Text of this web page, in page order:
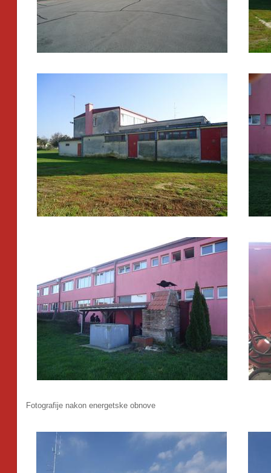
Fotografije nakon energetske obnove